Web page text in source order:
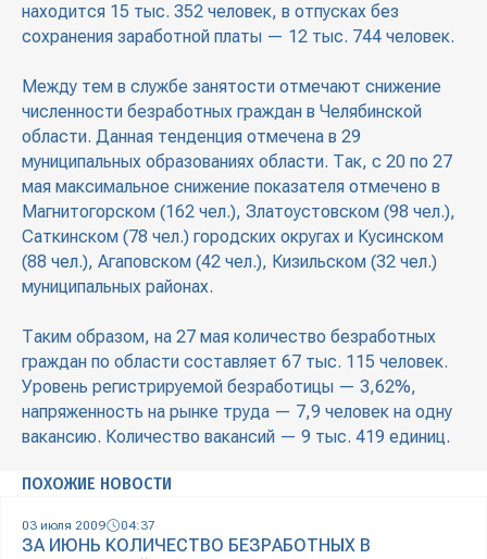
находится 15 тыс. 352 человек, в отпусках без
сохранения заработной платы — 12 тыс. 744 человек.
Между тем в службе занятости отмечают снижение
численности безработных граждан в Челябинской
области. Данная тенденция отмечена в 29
муниципальных образованиях области. Так, с 20 по 27
мая максимальное снижение показателя отмечено в
Магнитогорском (162 чел.), Златоустовском (98 чел.),
Саткинском (78 чел.) городских округах и Кусинском
(88 чел.), Агаповском (42 чел.), Кизильском (32 чел.)
муниципальных районах.
Таким образом, на 27 мая количество безработных
граждан по области составляет 67 тыс. 115 человек.
Уровень регистрируемой безработицы — 3,62%,
напряженность на рынке труда — 7,9 человек на одну
вакансию. Количество вакансий — 9 тыс. 419 единиц.
ПОХОЖИЕ НОВОСТИ
03 июля 2009 04:37
ЗА ИЮНЬ КОЛИЧЕСТВО БЕЗРАБОТНЫХ В